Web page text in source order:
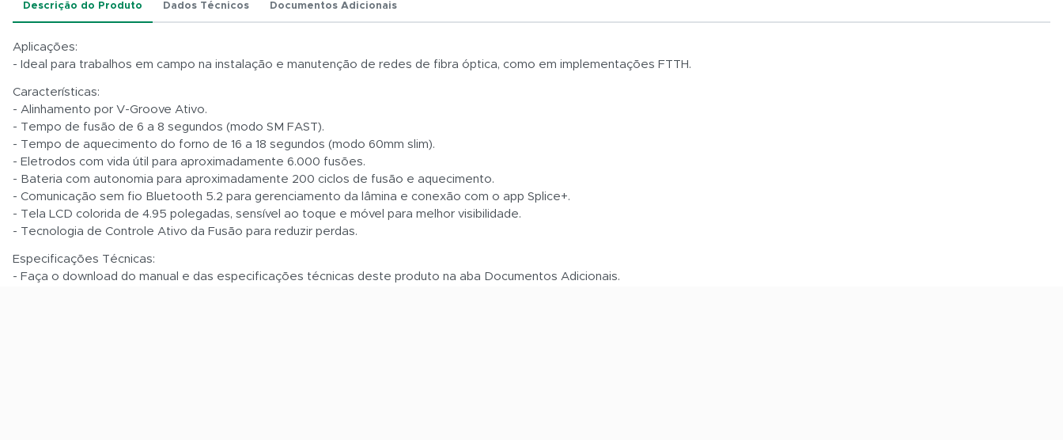
Descrição do Produto Dados Técnicos Documentos Adicionais
Aplicações:
- Ideal para trabalhos em campo na instalação e manutenção de redes de fibra óptica, como em implementações FTTH.
Características:
- Alinhamento por V-Groove Ativo.
- Tempo de fusão de 6 a 8 segundos (modo SM FAST).
- Tempo de aquecimento do forno de 16 a 18 segundos (modo 60mm slim).
- Eletrodos com vida útil para aproximadamente 6.000 fusões.
- Bateria com autonomia para aproximadamente 200 ciclos de fusão e aquecimento.
- Comunicação sem fio Bluetooth 5.2 para gerenciamento da lâmina e conexão com o app Splice+.
- Tela LCD colorida de 4.95 polegadas, sensível ao toque e móvel para melhor visibilidade.
- Tecnologia de Controle Ativo da Fusão para reduzir perdas.
Especificações Técnicas:
- Faça o download do manual e das especificações técnicas deste produto na aba Documentos Adicionais.